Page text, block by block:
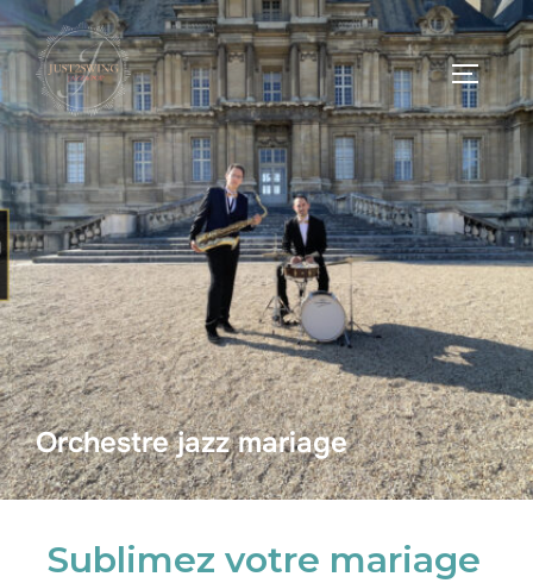
Orchestre jazz mariage
Sublimez votre mariage